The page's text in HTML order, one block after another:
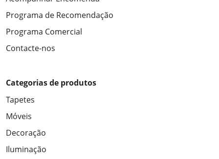
Programa de Recomendação
Programa Comercial
Contacte-nos
Categorias de produtos
Tapetes
Móveis
Decoração
Iluminação